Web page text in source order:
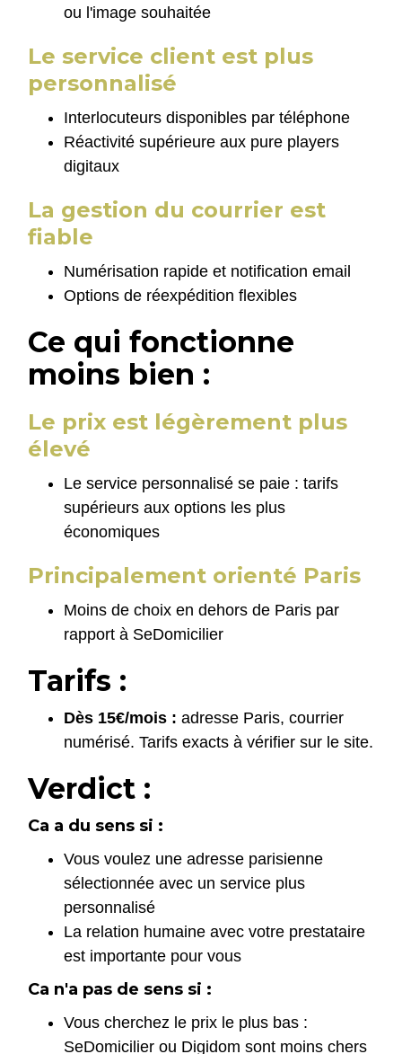
ou l'image souhaitée
Le service client est plus
personnalisé
Interlocuteurs disponibles par téléphone
Réactivité supérieure aux pure players
digitaux
La gestion du courrier est
fiable
Numérisation rapide et notification email
Options de réexpédition flexibles
Ce qui fonctionne
moins bien :
Le prix est légèrement plus
élevé
Le service personnalisé se paie : tarifs
supérieurs aux options les plus
économiques
Principalement orienté Paris
Moins de choix en dehors de Paris par
rapport à SeDomicilier
Tarifs :
Dès 15€/mois : adresse Paris, courrier
numérisé. Tarifs exacts à vérifier sur le site.
Verdict :
Ca a du sens si :
Vous voulez une adresse parisienne
sélectionnée avec un service plus
personnalisé
La relation humaine avec votre prestataire
est importante pour vous
Ca n'a pas de sens si :
Vous cherchez le prix le plus bas :
SeDomicilier ou Digidom sont moins chers